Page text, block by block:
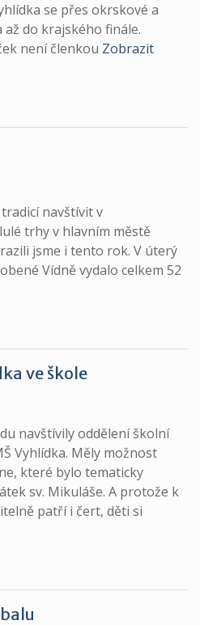
se přes okrskové a
do krajského finále.
není členkou Zobrazit
navštívit v
trhy v hlavním městě
jsme i tento rok. V úterý
Vídně vydalo celkem 52
ve škole
navštívily oddělení školní
Vyhlídka. Měly možnost
které bylo tematicky
sv. Mikuláše. A protože k
patří i čert, děti si